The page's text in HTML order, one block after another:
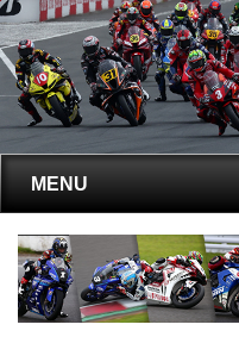
MENU
トップ
全日本ロードレース選